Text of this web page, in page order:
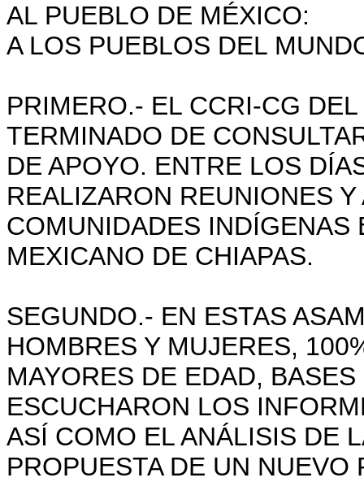
AL PUEBLO DE MÉXICO:
A LOS PUEBLOS DEL
PRIMERO.- EL CCRI-CG
TERMINADO DE
DE APOYO. ENTRE LOS
REALIZARON REUNIONES
COMUNIDADES INDÍGENAS
MEXICANO DE CHIAPAS.
SEGUNDO.- EN ESTAS
HOMBRES Y MUJERES,
MAYORES DE EDAD,
ESCUCHARON LOS
ASÍ COMO EL ANÁLISIS DE
PROPUESTA DE UN NUEVO